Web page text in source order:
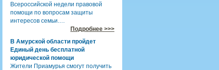
Всероссийской недели правовой
помощи по вопросам защиты
интересов семьи.…
Подробнее >>>
В Амурской области пройдет
Единый день бесплатной
юридической помощи
Жители Приамурья смогут получить